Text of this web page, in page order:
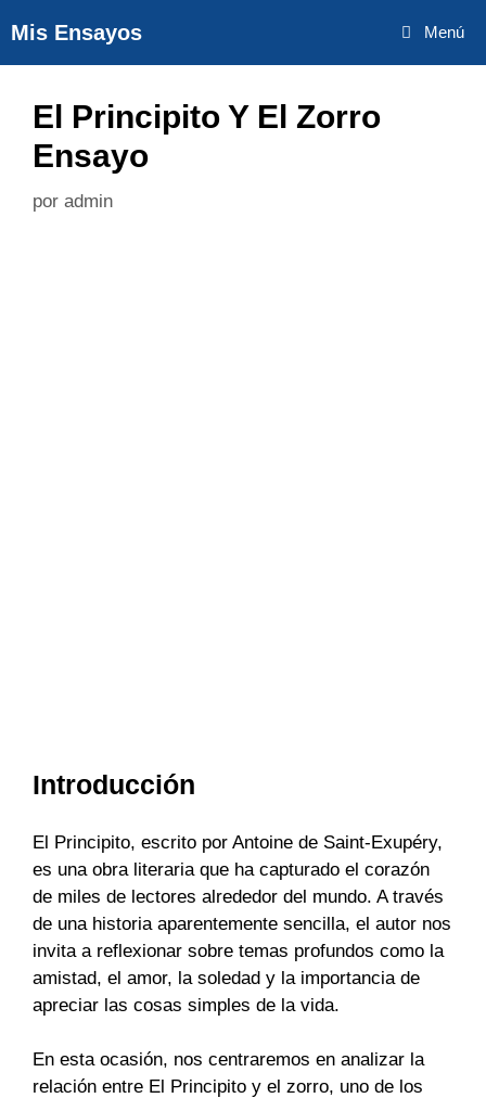
al
contenido
Mis Ensayos Menú
El Principito Y El Zorro
Ensayo
por admin
Introducción
El Principito, escrito por Antoine de Saint-Exupéry,
es una obra literaria que ha capturado el corazón
de miles de lectores alrededor del mundo. A través
de una historia aparentemente sencilla, el autor nos
invita a reflexionar sobre temas profundos como la
amistad, el amor, la soledad y la importancia de
apreciar las cosas simples de la vida.
En esta ocasión, nos centraremos en analizar la
relación entre El Principito y el zorro, uno de los